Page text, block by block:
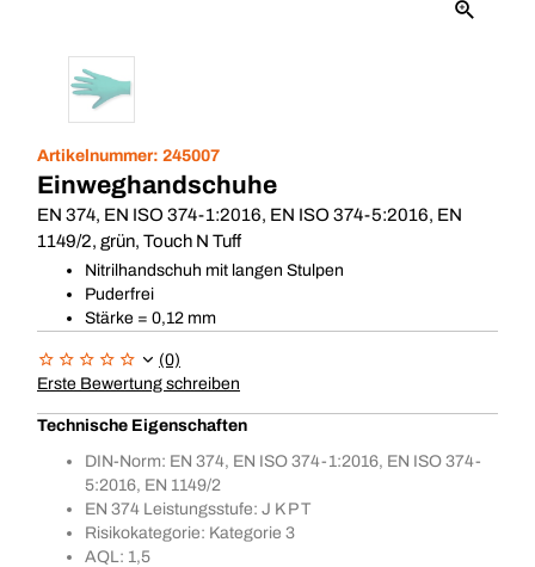
Artikelnummer: 245007
Einweghandschuhe
EN 374, EN ISO 374-1:2016, EN ISO 374-5:2016, EN
1149/2, grün, Touch N Tuff
Nitrilhandschuh mit langen Stulpen
Puderfrei
Stärke = 0,12 mm
(0)
Erste Bewertung schreiben
Technische Eigenschaften
DIN-Norm: EN 374, EN ISO 374-1:2016, EN ISO 374-
5:2016, EN 1149/2
EN 374 Leistungsstufe: J K P T
Risikokategorie: Kategorie 3
AQL: 1,5